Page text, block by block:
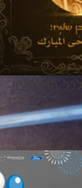
החוגגים!